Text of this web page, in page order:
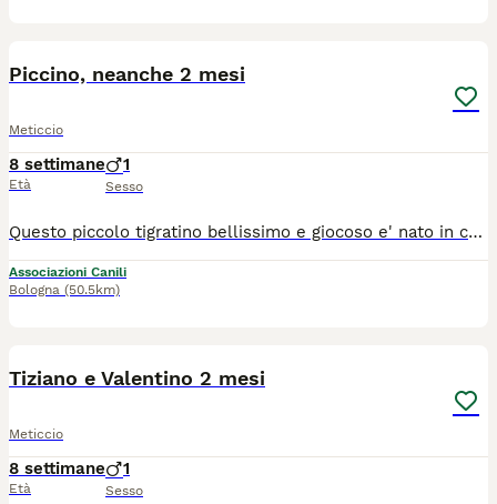
Piccino, neanche 2 mesi
Meticcio
8 settimane
Età
1
Sesso
Questo piccolo tigratino bellissimo e giocoso e' nato in casa il 9 giugno scorso, e sta crescendo con la sua mamma e i suoi fratellini...ma li non può rimanere... Ne lui, ne i suoi fratellini e neppure la mamma... Ora per lui si cerca una famiglia per sempre, per adozione solo in casa, dopo visita conoscitiva pre affido da parte di volontario. Da Palermo raggiunge tutto il Centro Nord con staffetta autorizzata ASL, vaccinato e con certificato veterinario. Patrizia wattsapp 3921235446
Associazioni Canili
Bologna (50.5km)
Tiziano e Valentino 2 mesi
Meticcio
8 settimane
Età
1
Sesso